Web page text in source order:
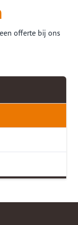
offerte bij ons